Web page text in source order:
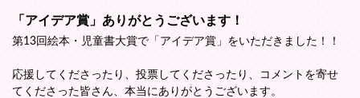
「アイデア賞」ありがとうございます！
第13回絵本・児童書大賞で「アイデア賞」をいただきました！！
応援してくださったり、投票してくださったり、コメントを寄せ
てくださった皆さん、本当にありがとうございます。